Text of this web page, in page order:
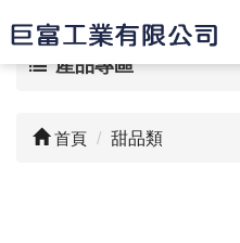
產品專區
首頁 甜品類